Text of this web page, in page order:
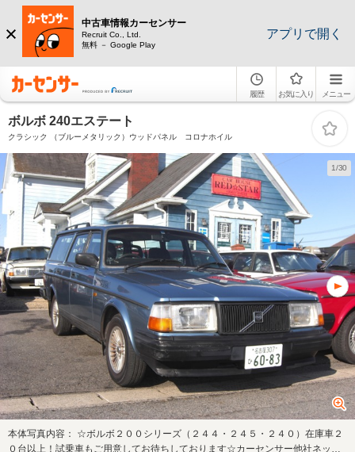
中古車情報カーセンサー
Recruit Co., Ltd.
無料 － Google Play
アプリで開く
履歴 お気に入り メニュー
ボルボ 240エステート
クラシック （ブルーメタリック）ウッドパネル コロナホイル
1/30
本体写真内容： ☆ボルボ２００シリーズ（２４４・２４５・２４０）在庫車２
０台以上！試乗車もご用意してお待ちしております☆カーセンサー他社ネット